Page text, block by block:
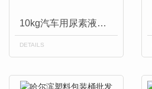
10kg汽车用尿素液桶批发
DETAILS